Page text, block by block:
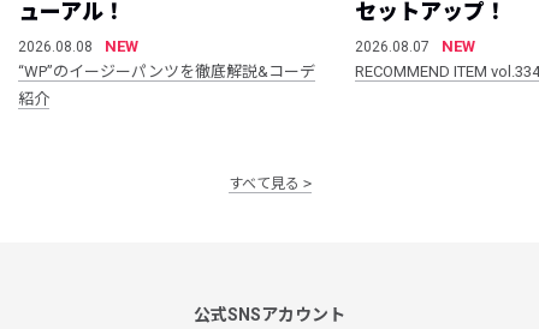
ューアル！
2026.08.08
NEW
“WP”のイージーパンツを徹底解説&コーデ
紹介
セットアップ！
2026.08.07
NEW
RECOMMEND ITEM vol.334
すべて見る
公式SNSアカウント